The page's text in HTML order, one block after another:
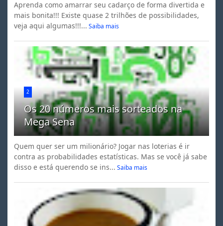
Aprenda como amarrar seu cadarço de forma divertida e
mais bonita!!! Existe quase 2 trilhões de possibilidades,
veja aqui algumas!!!... Saiba mais
2
Os 20 números mais sorteados na
Mega Sena
Quem quer ser um milionário? Jogar nas loterias é ir
contra as probabilidades estatísticas. Mas se você já sabe
disso e está querendo se ins... Saiba mais